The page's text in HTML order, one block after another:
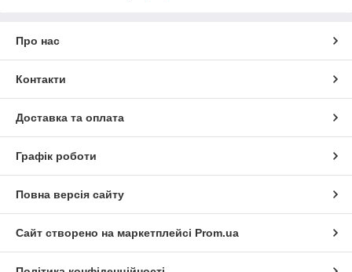
Про нас
Контакти
Доставка та оплата
Графік роботи
Повна версія сайту
Сайт створено на маркетплейсі Prom.ua